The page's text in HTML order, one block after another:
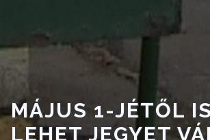
TESTÜLET
A
VÁROSRENDÉSZET
TÁJÉKOZTATÓK
MÁJUS 1-JÉTŐL
LEHET JEGYET